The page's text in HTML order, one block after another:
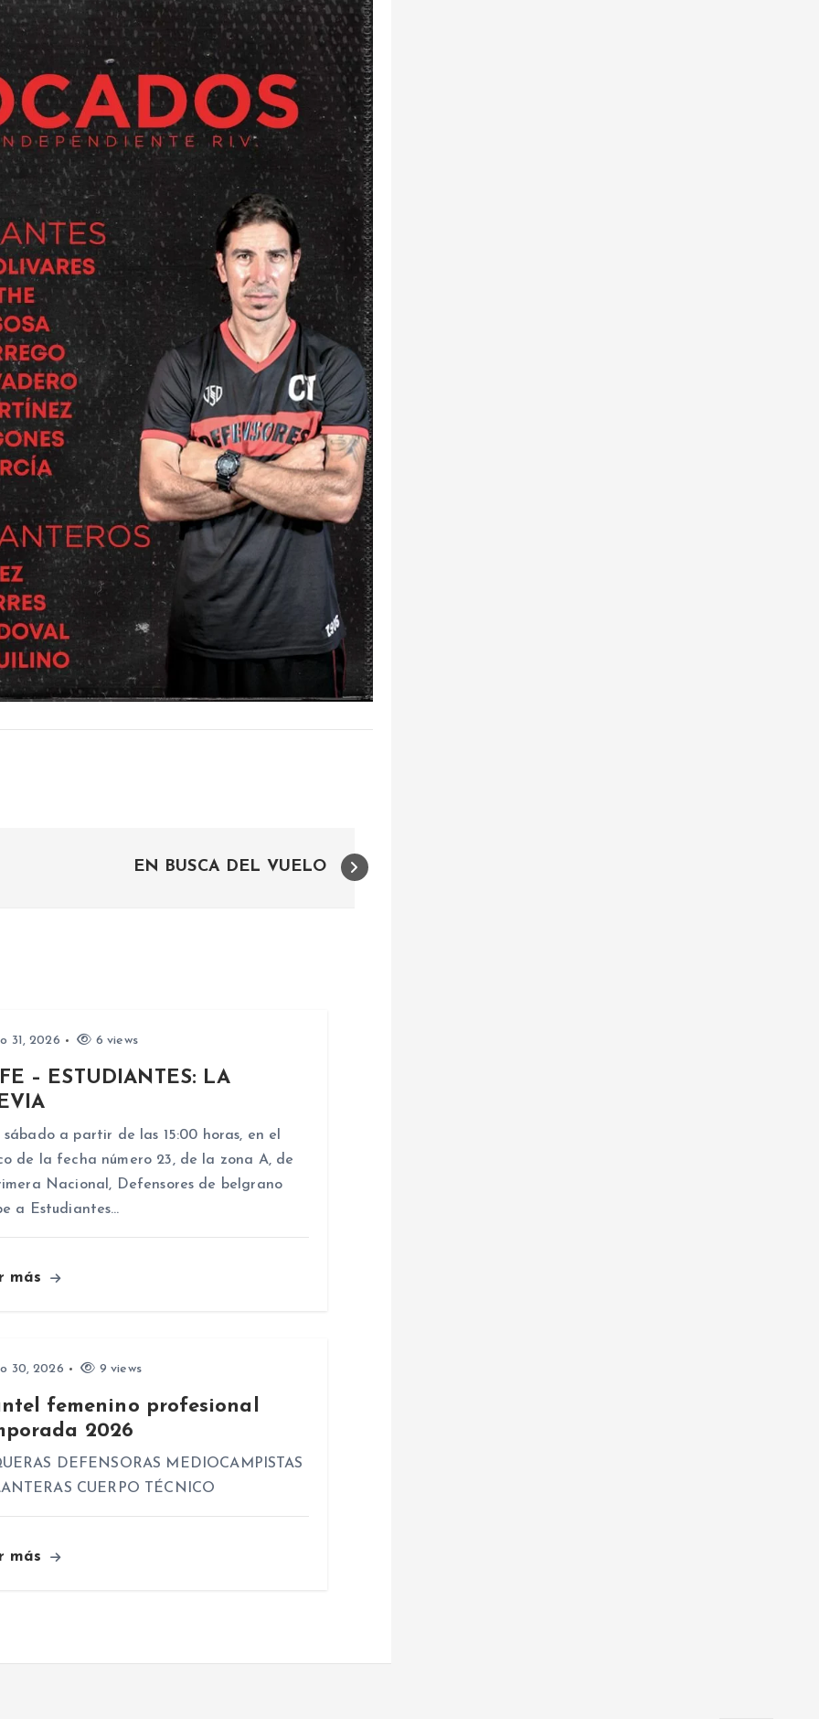
EN BUSCA DEL VUELO
31, 2026 6 views
– ESTUDIANTES: LA
sábado a partir de las 15:00 horas, en el
de la fecha número 23, de la zona A, de
Nacional, Defensores de belgrano
a Estudiantes…
más
30, 2026 9 views
femenino profesional
2026
DEFENSORAS MEDIOCAMPISTAS
CUERPO TÉCNICO
más